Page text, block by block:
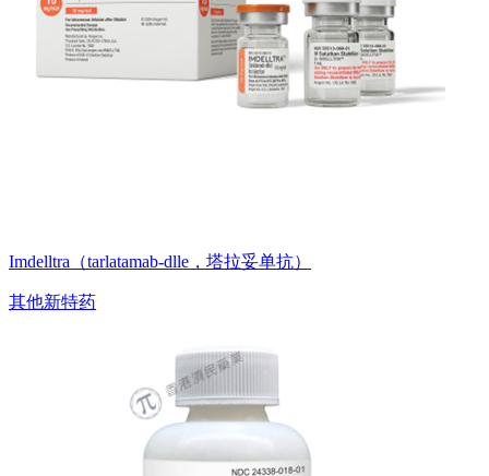
Imdelltra（tarlatamab-dlle，塔拉妥单抗）
其他新特药